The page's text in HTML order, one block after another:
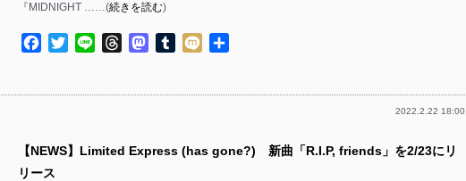
『MIDNIGHT ……(続きを読む)
Facebook
TwitterLine ThreadsMastodon
TumblrMixi
2022.2.22 18:00
【NEWS】Limited Express (has gone?) 新曲「R.I.P, friends」を2/23にリ
リース